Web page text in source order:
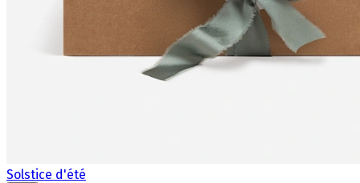
Solstice d'été